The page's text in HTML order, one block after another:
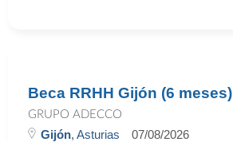
Beca RRHH Gijón (6 meses)
GRUPO ADECCO
Gijón, Asturias 07/08/2026